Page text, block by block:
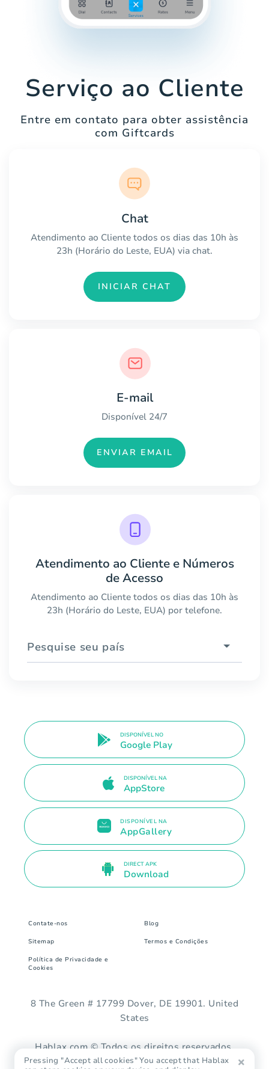
Serviço ao Cliente
Entre em contato para obter assistência
com Giftcards
Chat
Atendimento ao Cliente todos os dias das 10h às
23h (Horário do Leste, EUA) via chat.
INICIAR CHAT
E-mail
Disponível 24/7
ENVIAR EMAIL
Atendimento ao Cliente e Números
de Acesso
Atendimento ao Cliente todos os dias das 10h às
23h (Horário do Leste, EUA) por telefone.
Pesquise seu país
DISPONÍVEL NO
Google Play
DISPONÍVEL NA
AppStore
DISPONÍVEL NA
AppGallery
DIRECT APK
Download
Contate-nos Blog
Sitemap Termos e Condições
Política de Privacidade e
Cookies
8 The Green # 17799 Dover, DE 19901. United
States
Hablax.com © Todos os direitos reservados.
Pressing "Accept all cookies" You accept that Hablax